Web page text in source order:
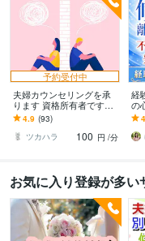
予約受付中
夫婦カウンセリングを承
ります 資格所有者ですの
で安心してご相談下さ
い。
4.9 (93)
ツカハラ
100 円 /分
経
の
ま
人
を
お気に入り登録が多い